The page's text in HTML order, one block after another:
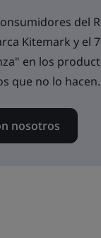
del
Kitemark y el
en los
que no lo hacen.
nosotros